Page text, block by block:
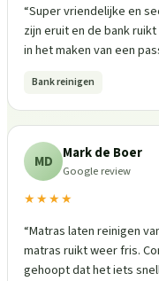
“Super vriendelijke en
zijn eruit en de bank
in het maken van een
Bank reinigen
MD Mark de Boer
Google review
★★★★
“Matras laten reinigen
matras ruikt weer fris.
gehoopt dat het iets